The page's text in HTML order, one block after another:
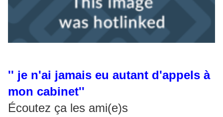
'' je n'ai jamais eu autant d'appels à
mon cabinet''
Écoutez ça les ami(e)s